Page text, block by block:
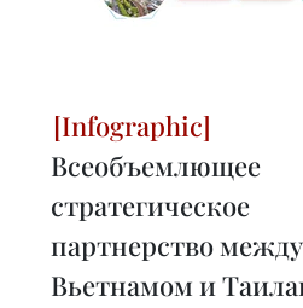
Всеобъемлющее
стратегическое
партнерство между
Вьетнамом и